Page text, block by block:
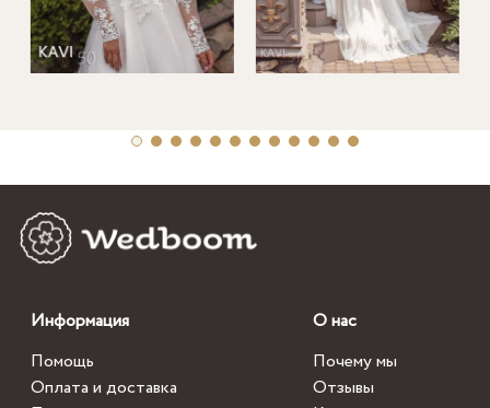
Информация
Помощь
Оплата и доставка
О нас
Почему мы
Отзывы